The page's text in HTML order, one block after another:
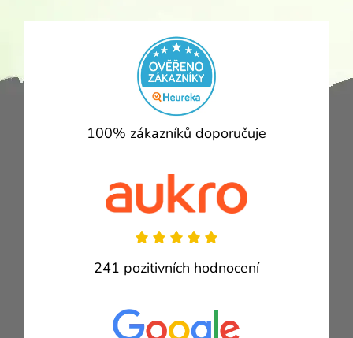
100% zákazníků doporučuje
241 pozitivních hodnocení